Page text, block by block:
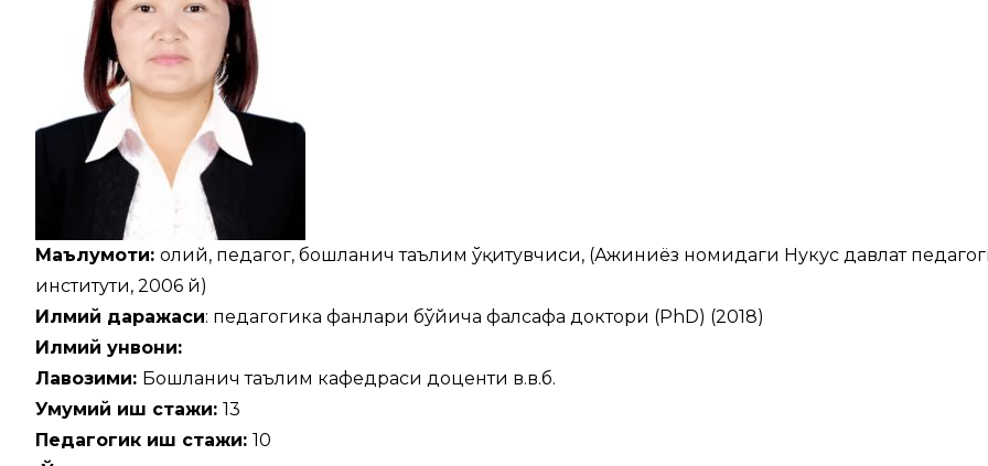
Маълумоти: олий, педагог, бошланғич таълим ўқитувчиси, (Ажиниёз номидаги Нукус давлат
институти, 2006 й)
Илмий даражаси: педагогика фанлари бўйича фалсафа доктори (PhD) (2018)
Илмий унвони:
Лавозими: Бошланғич таълим кафедраси доценти в.в.б.
Умумий иш стажи: 13
Педагогик иш стажи: 10